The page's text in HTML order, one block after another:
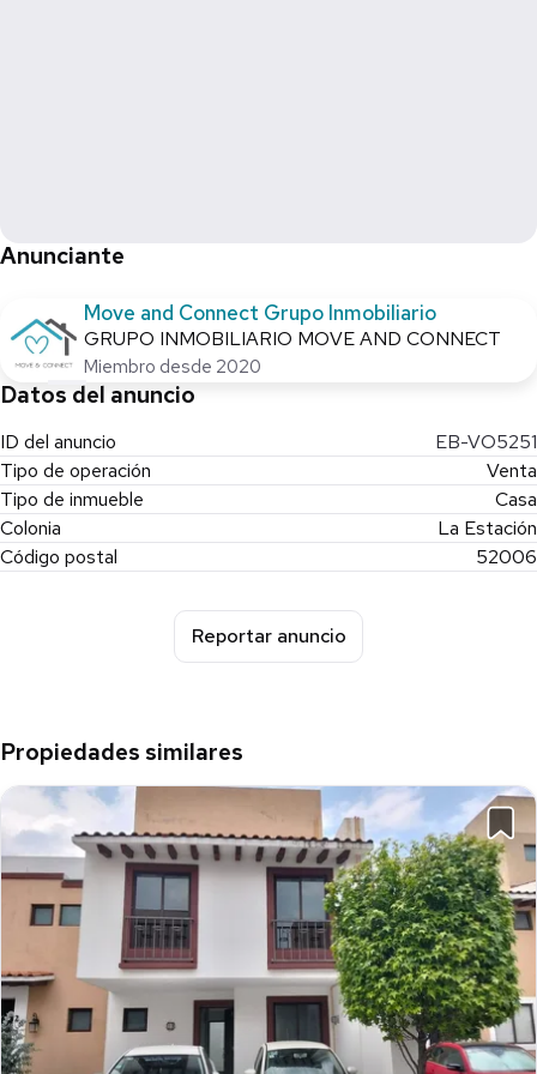
Anunciante
Move and Connect Grupo Inmobiliario
GRUPO INMOBILIARIO MOVE AND CONNECT
Miembro desde 2020
Datos del anuncio
ID del anuncio
EB-VO5251
Tipo de operación
Venta
Tipo de inmueble
Casa
Colonia
La Estación
Código postal
52006
Reportar anuncio
Propiedades similares